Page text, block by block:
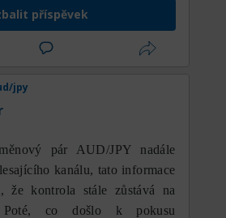
důležitý support, který je
zůstala otevřená šance na
se ceně podaří prorazit
114,84. Naopak, pokud
znovu prosadí a cena
scénář oslabení směrem
se znovu stane
v krátkodobém až
příspěvek
jpy
pár AUD/JPY nadále
kanálu, tato informace
že kontrola stále zůstává na
Poté, co došlo k pokusu